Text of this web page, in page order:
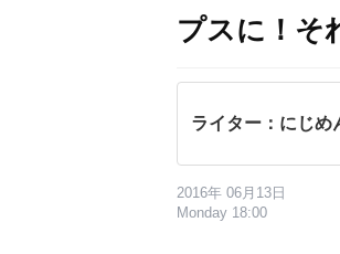
プスに！そ
ライター：にじめ
2016年 06月13日
Monday 18:00